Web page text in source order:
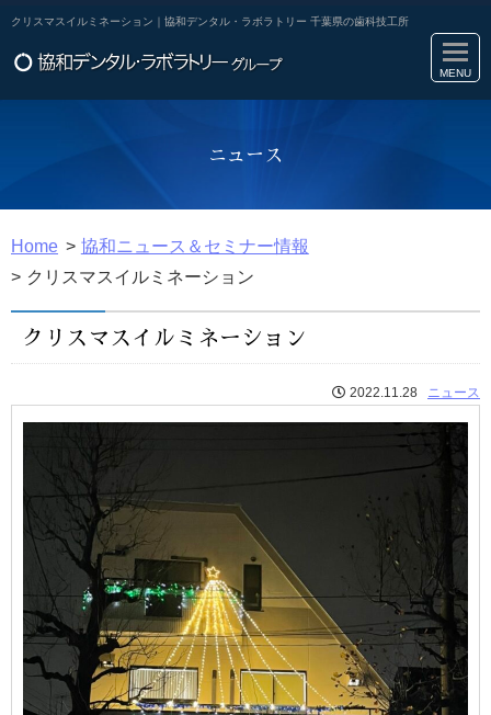
クリスマスイルミネーション｜協和デンタル・ラボラトリー 千葉県の歯科技工所
ニュース
Home
協和ニュース＆セミナー情報
クリスマスイルミネーション
クリスマスイルミネーション
2022.11.28 ニュース